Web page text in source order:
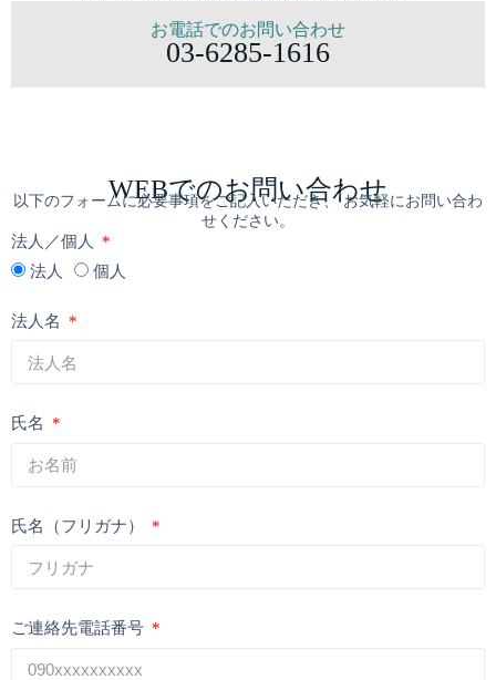
お電話でのお問い合わせ
03-6285-1616
WEBでのお問い合わせ
以下のフォームに必要事項をご記入いただき、 お気軽にお問い合わ
せください。
法人／個人
法人
個人
法人名
氏名
氏名（フリガナ）
ご連絡先電話番号